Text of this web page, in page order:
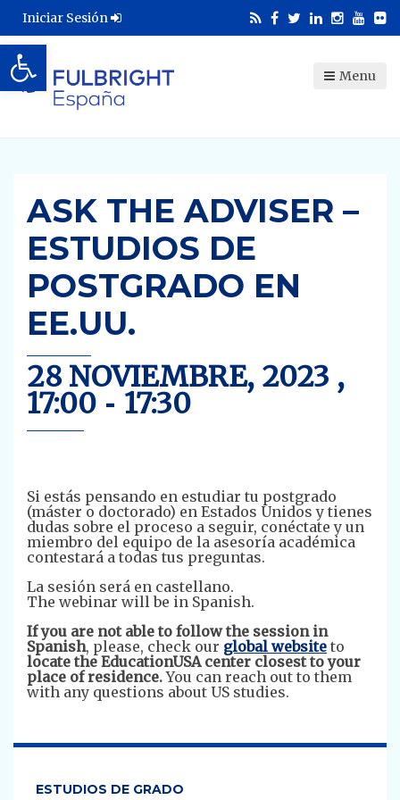
Abrir barra de herramientas
Iniciar Sesión
Menu
ASK THE ADVISER –
ESTUDIOS DE
POSTGRADO EN
EE.UU.
28 NOVIEMBRE, 2023 ,
17:00 - 17:30
Si estás pensando en estudiar tu postgrado
(máster o doctorado) en Estados Unidos y tienes
dudas sobre el proceso a seguir, conéctate y un
miembro del equipo de la asesoría académica
contestará a todas tus preguntas.
La sesión será en castellano.
The webinar will be in Spanish.
If you are not able to follow the session in
Spanish, please, check our global website to
locate the EducationUSA center closest to your
place of residence.You can reach out to them
with any questions about US studies.
ESTUDIOS DE GRADO